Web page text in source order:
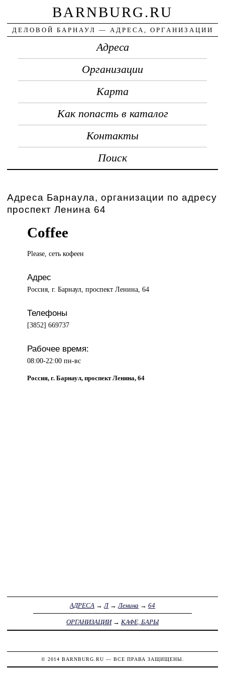
BARNBURG.RU
ДЕЛОВОЙ БАРНАУЛ — АДРЕСА, ОРГАНИЗАЦИИ
Адреса
Организации
Карта
Как попасть в каталог
Контакты
Поиск
Адреса Барнаула, организации по адресу
проспект Ленина 64
Coffee
Please, сетькофеен
Адрес
Россия, г. Барнаул, проспект Ленина, 64
Телефоны
[3852] 669737
Рабочее время:
08:00-22:00 пн-вс
Россия, г. Барнаул, проспект Ленина, 64
АДРЕСА →Л→Ленина → 64
ОРГАНИЗАЦИИ→ КАФЕ, БАРЫ
© 2014 BARNBURG.RU — ВСЕ ПРАВА ЗАЩИЩЕНЫ.